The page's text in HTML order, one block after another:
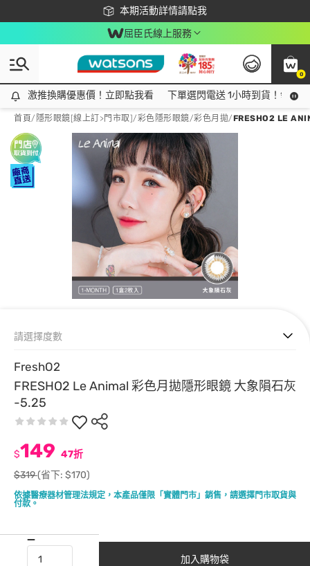
本期活動詳情請點我
下載app最高回饋$350
屈臣氏線上服務
0
激推換購優惠價！立即點我看
激推換購優惠價！立即點我看 下單選閃電送 1小時到貨！領神
首頁/ 隱形眼鏡[線上訂>門市取]/彩色隱形眼鏡/彩色月拋/FRESHO2 LE
FreshO2
FRESHO2 Le Animal 彩色月拋隱形眼鏡 大象隕石灰
-5.25
依據醫療器材管理法規定，本產品僅限「實體門市」銷售，請選擇門市取貨與
付款。
$149 47折
$319(省下: $170)
請選擇度數
加入購物袋